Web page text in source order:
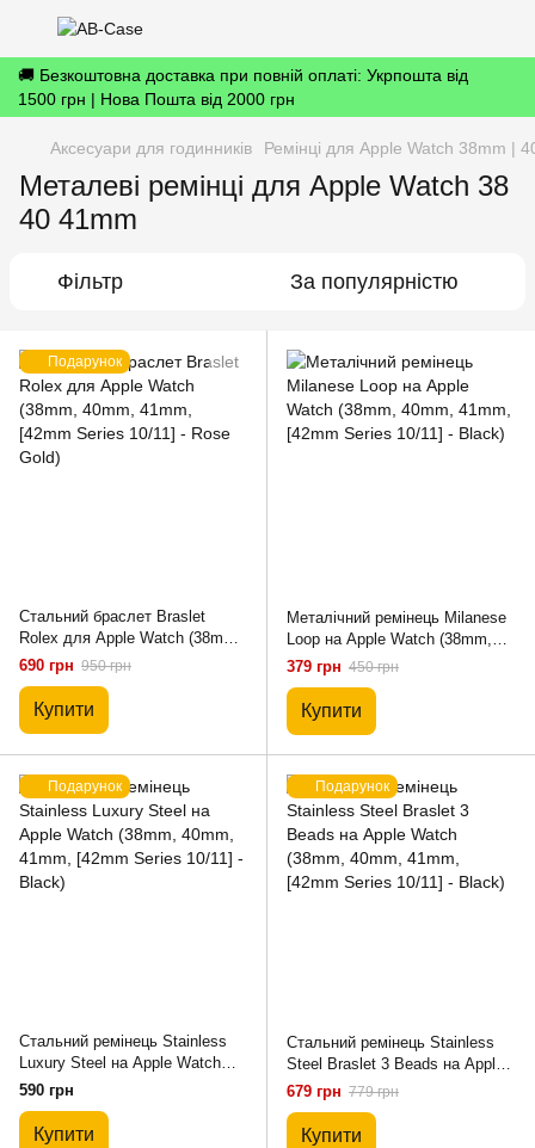
🚚 Безкоштовна доставка при повній оплаті: Укрпошта від
1500 грн | Нова Пошта від 2000 грн
Аксесуари для годинників Ремінці для Apple Watch 38mm |
Металеві ремінці для Apple Watch 38
40 41mm
Фільтр За популярністю
Подарунок
Стальний браслет Braslet
Rolex для Apple Watch (38mm,
40mm, 41mm, [42mm Series
690 грн 950 грн
Купити
Металічний ремінець Milanese
Loop на Apple Watch (38mm,
40mm, 41mm, [42mm Series
379 грн 450 грн
Купити
Подарунок
Стальний ремінець Stainless
Luxury Steel на Apple Watch
(38mm, 40mm, 41mm, [42mm
590 грн
Купити
Подарунок
Стальний ремінець Stainless
Steel Braslet 3 Beads на Apple
Watch (38mm, 40mm, 41mm,
679 грн 779 грн
Купити